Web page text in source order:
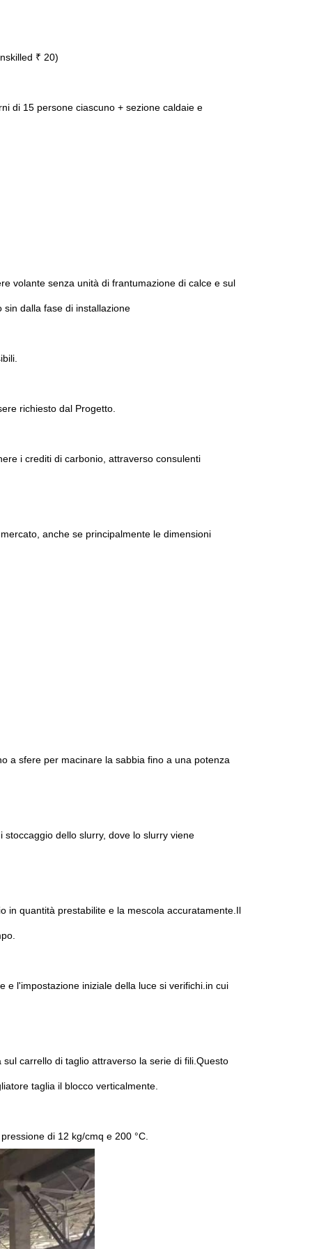
₹ 20)
di 15 persone ciascuno + sezione caldaie e
volante senza unità di frantumazione di calce e sul
dalla fase di installazione
richiesto dal Progetto.
i crediti di carbonio, attraverso consulenti
anche se principalmente le dimensioni
a sfere per macinare la sabbia fino a una potenza
dello slurry, dove lo slurry viene
in quantità prestabilite e la mescola accuratamente.Il
e l'impostazione iniziale della luce si verifichi.in cui
carrello di taglio attraverso la serie di fili.Questo
taglia il blocco verticalmente.
di 12 kg/cmq e 200 °C.